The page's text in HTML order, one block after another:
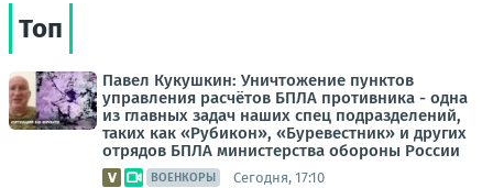
Топ
Павел Кукушкин: Уничтожение пунктов
управления расчётов БПЛА противника - одна
из главных задач наших спец подразделений,
таких как «Рубикон», «Буревестник» и других
отрядов БПЛА министерства обороны России
ВОЕНКОРЫ Сегодня, 17:10